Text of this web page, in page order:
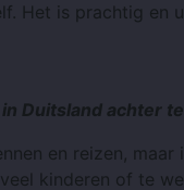
Het is prachtig en
Duitsland achter
en reizen,
kinderen of te